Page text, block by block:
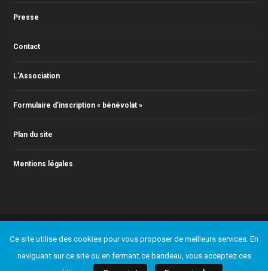
Presse
Contact
L’Association
Formulaire d’inscription « bénévolat »
Plan du site
Mentions légales
RONTEY ( webmaster@actionjazz.fr )
Ajouter un événement
Presse Contact
L’Association
Formulaire d’inscription « bénévolat »
Plan du site Mentions légales
Ce site utilise des cookies pour vous proposer de meilleurs services. En
naviguant sur ce site ou en fermant ce bandeau, vous acceptez ces